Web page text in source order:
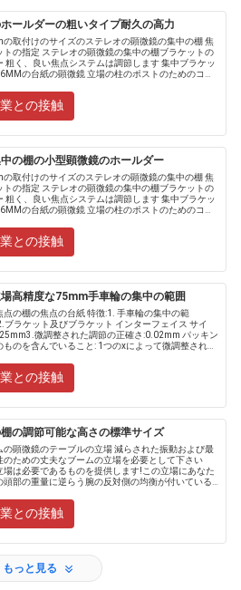
ールダーの粗いタイプ耐久の高力
取付けのサイズのステレオの顕微鏡の集中の棚 焦
トの指定 ステレオの顕微鏡の集中の棚ブラケットの
粗く、良い焦点システムは調節します 集中ブラケッ
の台紙の顕微鏡 立場の柱のポストのためのコラ
との接触
の棚の小型顕微鏡のホールダー
取付けのサイズのステレオの顕微鏡の集中の棚 焦
トの指定 ステレオの顕微鏡の集中の棚ブラケットの
粗く、良い焦点システムは調節します 集中ブラケッ
の台紙の顕微鏡 立場の柱のポストのためのコラ
との接触
高精度な75mm手車輪の集中の範囲
点の棚の焦点の台紙 特徴:1. 手車輪の集中の範
ブラケット及びブラケット インターフェイス サイ
微調整された調節の正確さ:0.02mm パッキン
ものを含んでいること: 1つのxによって微調整される
との接触
の調節可能な高さの標準サイズ
の顕微鏡のテーブルの立場 減らされた振動および最
のための丈夫なブームの立場を必要として下さい
場は必要であるものを提供します!この立場にあなた
頭部の重量に逆らう腕の反対側の均衡が付いている
るよ....
との接触
もっと見る